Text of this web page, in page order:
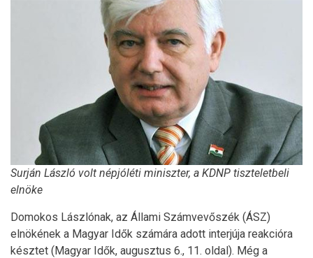
Surján László volt népjóléti miniszter, a KDNP tiszteletbeli
elnöke
Domokos Lászlónak, az Állami Számvevőszék (ÁSZ)
elnökének a Magyar Idők számára adott interjúja reakcióra
késztet (Magyar Idők, augusztus 6., 11. oldal). Még a